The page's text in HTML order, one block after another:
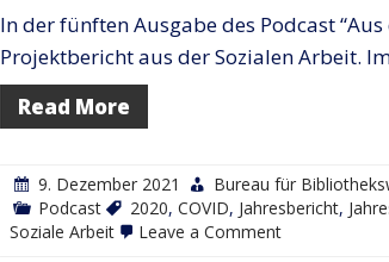
In der fünften Ausgabe des Podcast
Projektbericht aus der Sozialen Arbeit.
Read More
9. Dezember 2021
Bureau für
Podcast
2020, COVID, Jahresbericht,
Soziale Arbeit
Leave a Commenton